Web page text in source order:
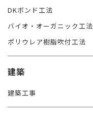
DKボンド工法
バイオ・オーガニック工法
ポリウレア樹脂吹付工法
建築
建築工事